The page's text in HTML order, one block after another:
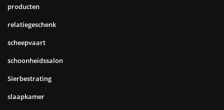
producten
relatiegeschenk
scheepvaart
schoonheidssalon
Sierbestrating
slaapkamer